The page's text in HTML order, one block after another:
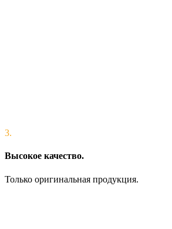
3.
Высокое качество.
Только оригинальная продукция.